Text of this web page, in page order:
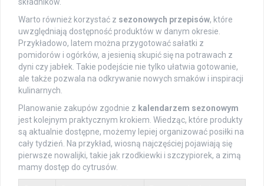
Warto również korzystać z sezonowych przepisów, które
uwzględniają dostępność produktów w danym okresie.
Przykładowo, latem można przygotować sałatki z
pomidorów i ogórków, a jesienią skupić się na potrawach z
dyni czy jabłek. Takie podejście nie tylko ułatwia gotowanie,
ale także pozwala na odkrywanie nowych smaków i inspiracji
kulinarnych.
Planowanie zakupów zgodnie z kalendarzem sezonowym
jest kolejnym praktycznym krokiem. Wiedząc, które produkty
są aktualnie dostępne, możemy lepiej organizować posiłki na
cały tydzień. Na przykład, wiosną najczęściej pojawiają się
pierwsze nowalijki, takie jak rzodkiewki i szczypiorek, a zimą
mamy dostęp do cytrusów.